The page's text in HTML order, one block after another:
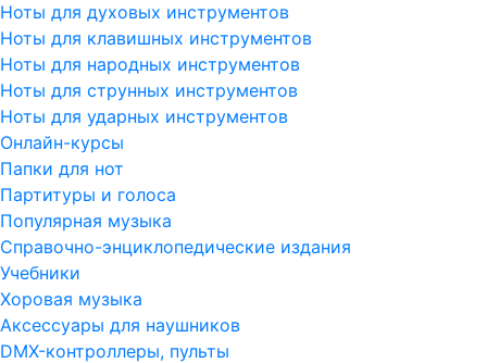
Ноты для духовых инструментов
Ноты для клавишных инструментов
Ноты для народных инструментов
Ноты для струнных инструментов
Ноты для ударных инструментов
Онлайн-курсы
Папки для нот
Партитуры и голоса
Популярная музыка
Справочно-энциклопедические издания
Учебники
Хоровая музыка
Аксессуары для наушников
DMX-контроллеры, пульты